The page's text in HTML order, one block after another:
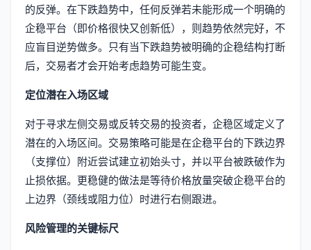
的反弹。在下跌趋势中，任何反弹若未能形成一个明确的
企稳平台（即价格很快又创新低），则趋势依然完好，不
应盲目逆势做多。只有当下跌趋势被明确的企稳结构打断
后，交易者才会开始考虑趋势可能生变。
定位潜在入场区域
对于寻求左侧交易或反转交易的投资者，企稳区域定义了
潜在的入场区间。交易策略可能是在企稳平台的下跌边界
（支撑位）附近尝试建立初始头寸，并以平台被跌破作为
止损依据。更稳健的做法是等待价格放量突破企稳平台的
上边界（颈线或阻力位）时进行右侧跟进。
风险管理的关键标尺